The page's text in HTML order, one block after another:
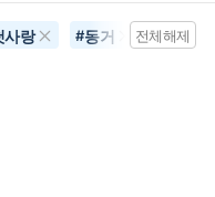
사랑 #동거 #초능력
전체해제